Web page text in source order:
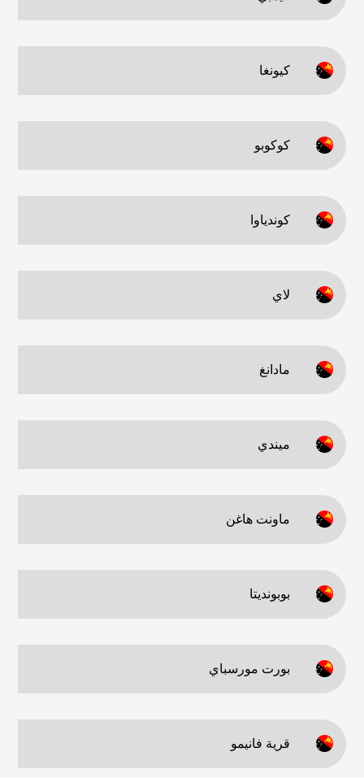
كيونغا
كوكوبو
كوندياوا
لاي
مادانغ
ميندي
ماونت هاغن
بوبونديتا
بورت مورسباي
قرية فانيمو